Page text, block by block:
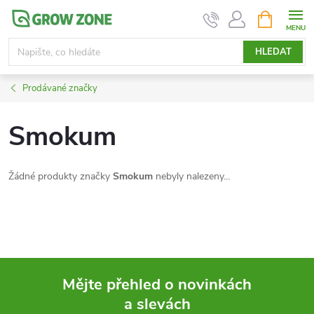
Přejít
obsah
HLEDAT
NÁKUPNÍ
KOŠÍK
Prodávané značky
Smokum
Žádné produkty značky Smokum nebyly nalezeny...
Mějte přehled o novinkách
a slevách